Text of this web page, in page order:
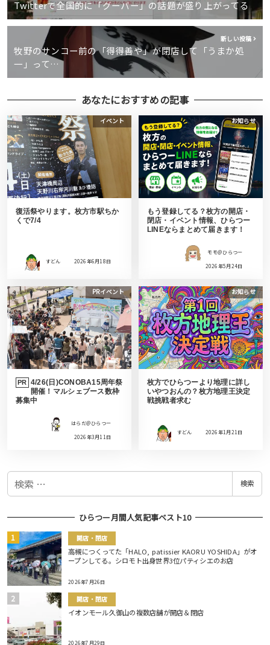
Twitterで全国的に「グーパー」の話題が盛り上がってる
新しい投稿
牧野のサンコー前の「得得善や」が閉店して「うまか処
一」って…
あなたにおすすめの記事
イベント
復活祭やります。枚方市駅ちか
くで7/4
すどん 2026年6月18日
お知らせ
もう登録してる？枚方の開店・
閉店・イベント情報、ひらつー
LINEならまとめて届きます！
モモ＠ひらつー
2026年5月24日
PRイベント
PR 4/26(日)CONOBA15周年祭
開催！マルシェブース数枠
募集中
はらだ＠ひらつー
2026年3月11日
お知らせ
枚方でひらつーより地理に詳し
いやつおんの？枚方地理王決定
戦挑戦者求む
すどん 2026年1月21日
検
検索
ひらつー月間人気記事ベスト10
開店・閉店
高槻につくってた「HALO, patissier KAORU YOSHIDA」がオ
ープンしてる。シロモト出身世界3位パティシエのお店
2026年7月26日
開店・閉店
イオンモール久御山の複数店舗が開店＆閉店
2026年7月29日